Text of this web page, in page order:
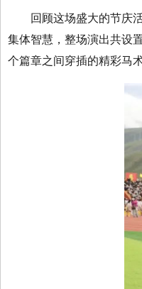
回顾这场盛大的节庆活
集体智慧，整场演出共设
个篇章之间穿插的精彩马